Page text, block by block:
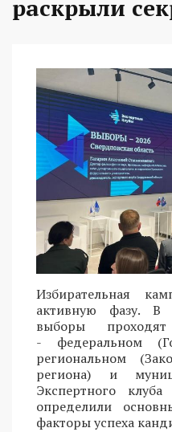
раскрыли
Избирательная
активную фазу. В
выборы
- федеральном
региональном
региона) и
Экспертного
определили
факторы успеха